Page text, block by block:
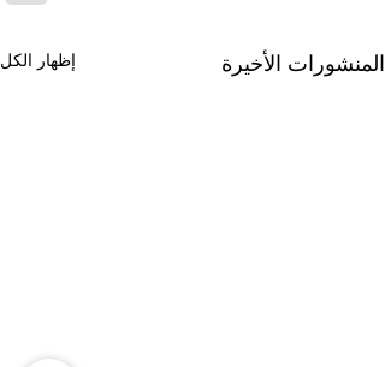
المنشورات الأخيرة إظهار الكل